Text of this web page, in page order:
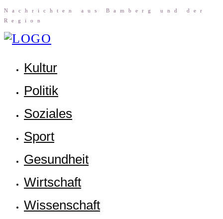
Nach­rich­ten aus Bam­berg und der
Region
Kul­tur
Poli­tik
Sozia­les
Sport
Gesund­heit
Wirt­schaft
Wis­sen­schaft